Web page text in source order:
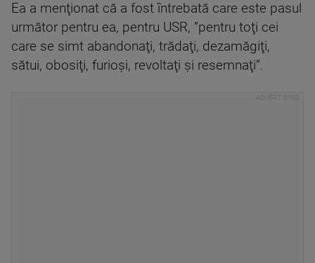
Ea a menţionat că a fost întrebată care este pasul
următor pentru ea, pentru USR, ”pentru toţi cei
care se simt abandonaţi, trădaţi, dezamăgiţi,
sătui, obosiţi, furioşi, revoltaţi şi resemnaţi”.